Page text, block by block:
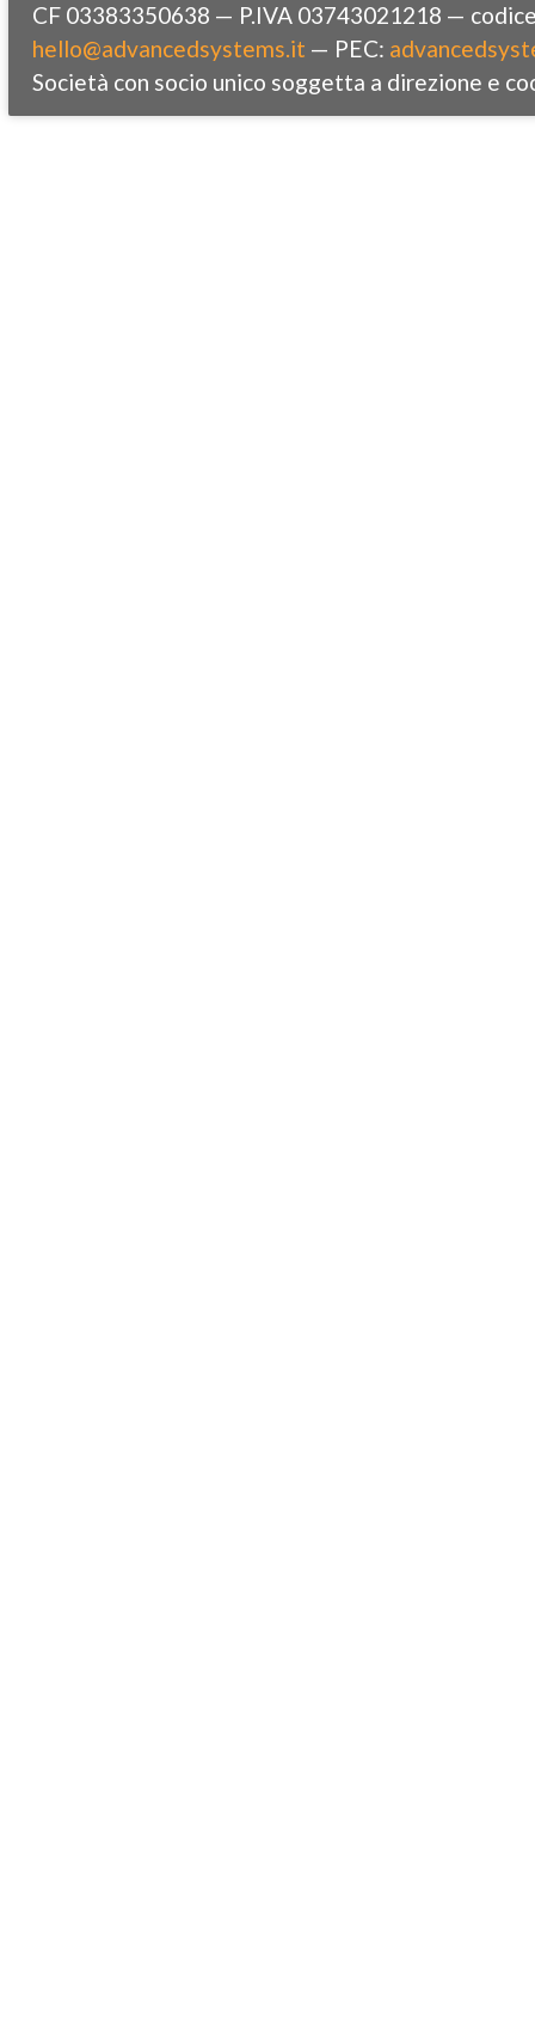
CF 03383350638 — P.IVA 03743021218 —
hello@advancedsystems.it — PEC:
Società con socio unico soggetta a direzione e